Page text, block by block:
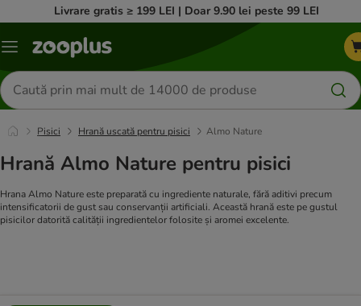
Livrare gratis ≥ 199 LEI | Doar 9.90 lei peste 99 LEI
Categorii
Căutare
produse
Pisici Hrană uscată pentru pisici Almo Nature
Hrană Almo Nature pentru pisici
Hrana Almo Nature este preparată cu ingrediente naturale, fără aditivi precum
intensificatorii de gust sau conservanții artificiali. Această hrană este pe gustul
pisicilor datorită calității ingredientelor folosite și aromei excelente.